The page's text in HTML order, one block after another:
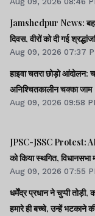
Jamshedpur News:
दिवस, वीरों को दी गई
Aug 09, 2026 07:37
हाइवा चतरा छोड़ो आंदोलन:
अनिश्चितकालीन चक्का जाम
Aug 09, 2026 09:58
JPSC-JSSC Protest:
को किया स्थगित, विधानसभा
Aug 09, 2026 07:55
धर्मेंद्र प्रधान ने चुप्पी